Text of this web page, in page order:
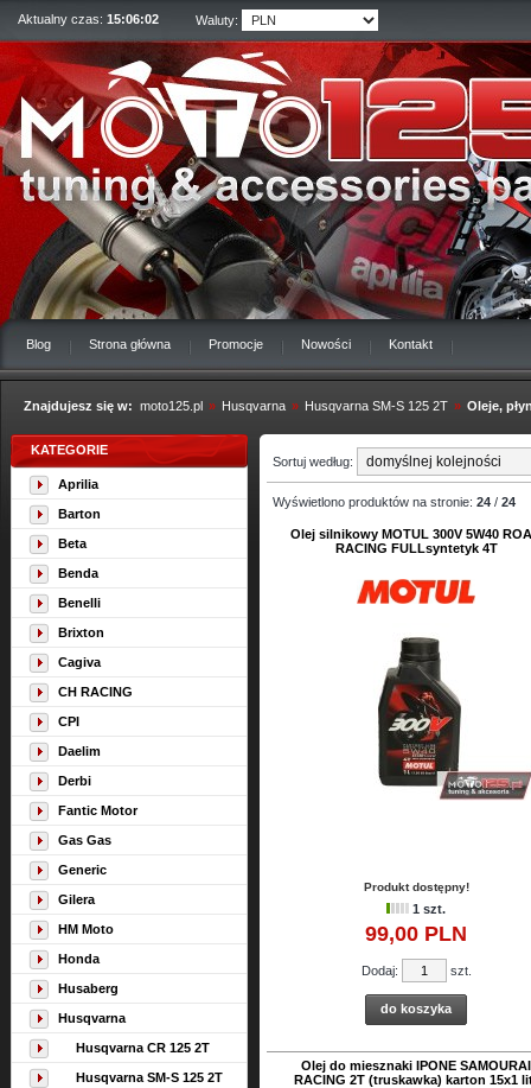
Aktualny czas: 15:06:02 Waluty:
Blog Strona główna Promocje Nowości Kontakt
Znajdujesz się w: moto125.pl » Husqvarna » Husqvarna SM-S 125 2T » Oleje,
KATEGORIE
Aprilia
Barton
Beta
Benda
Benelli
Brixton
Cagiva
CH RACING
CPI
Daelim
Derbi
Fantic Motor
Gas Gas
Generic
Gilera
HM Moto
Honda
Husaberg
Husqvarna
Husqvarna CR 125 2T
Husqvarna SM-S 125 2T
Sortuj według:
Wyświetlono produktów na stronie: 24 / 24
Olej silnikowy MOTUL 300V 5W40
RACING FULLsyntetyk 4T
Produkt dostępny!
1 szt.
99,00 PLN
Dodaj: szt.
do koszyka
Olej do miesznaki IPONE SAMOURAI
RACING 2T (truskawka) karton 15x1